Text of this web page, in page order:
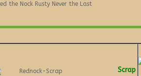
the Nock Rusty Never the Last
Scrap